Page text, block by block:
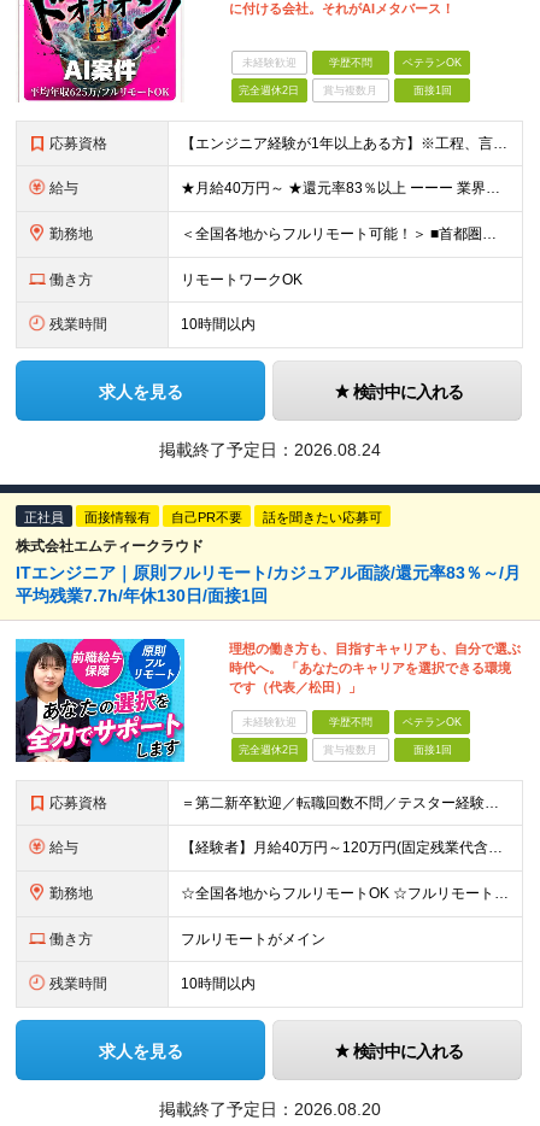
に付ける会社。それがAIメタバース！
未経験歓迎 学歴不問 ベテランOK
完全週休2日 賞与複数月 面接1回
応募資格 【エンジニア経験が1年以上ある方】※工程、言語、領域、プロジェクト規模は問いません。 【必須条件】 ■エンジニア実務経験が1年以上ある方 ※工程、言語、領域、プロジェクト規模は問いません。 ※学歴不
給与 ★月給40万円～ ★還元率83％以上 ーーー 業界最高水準の還元率を実現。 単価連動型の透明な報酬設計により、最先端技術への挑戦がそのまま収入アップにつながります。 ※上記には固定残業代（30時
勤務地 ＜全国各地からフルリモート可能！＞ ■首都圏エリア（東京・神奈川・千葉・埼玉）・大阪・名古屋・福岡を中心とした全国各地のプロジェクト先に参画いただきます。 ※ご希望をお伺いした上で決定いたします ※転
働き方 リモートワークOK
残業時間 10時間以内
求人を見る 検討中に入れる
掲載終了予定日： 2026.08.24
正社員 面接情報有 自己PR不要 話を聞きたい応募可
株式会社エムティークラウド
ITエンジニア｜原則フルリモート/カジュアル面談/還元率83％～/月
平均残業7.7h/年休130日/面接1回
理想の働き方も、目指すキャリアも、自分で選ぶ
時代へ。 「あなたのキャリアを選択できる環境
です（代表／松田）」
未経験歓迎 学歴不問 ベテランOK
完全週休2日 賞与複数月 面接1回
応募資格 ＝第二新卒歓迎／転職回数不問／テスター経験のみでもOK＝ ■学歴不問 ■ブランクOK ■エンジニアとしての実務経験1年以上 ※開発・インフラ・工程・言語は不問 ※テスター、運用保守経験のみの方も歓迎
給与 【経験者】月給40万円～120万円(固定残業代含む)+各種手当 ★前職給与の総収入額を100％保証｜還元率83％〜 ※固定残業代は、時間外労働の有無に関わらず30時間分を、月5万8000円～15万7
勤務地 ☆全国各地からフルリモートOK ☆フルリモートの社員が約8割！ ※希望をヒアリングした上で決定します 現在100名の社員のうち、約80名がフルリモートで活躍中。 一都三県、大阪、福岡、札幌、名古屋な
働き方 フルリモートがメイン
残業時間 10時間以内
求人を見る 検討中に入れる
掲載終了予定日： 2026.08.20